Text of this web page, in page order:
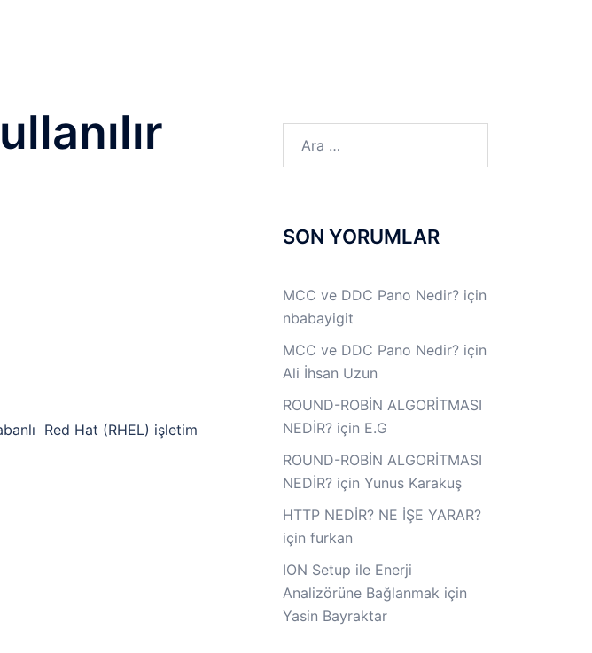
Red Hat (RHEL) işletim
SON YORUMLAR
MCC ve DDC Pano Nedir?için
nbabayigit
MCC ve DDC Pano Nedir?için
Ali İhsan Uzun
ROUND-ROBİN ALGORİTMASI
NEDİR?için E.G
ROUND-ROBİN ALGORİTMASI
NEDİR?için Yunus Karakuş
HTTP NEDİR? NE İŞE YARAR?
için furkan
ION Setup ile Enerji
Analizörüne Bağlanmak için
Yasin Bayraktar